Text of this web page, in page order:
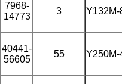
7968-
14773
3 Y132M-
40441-
56605
55 Y250M-